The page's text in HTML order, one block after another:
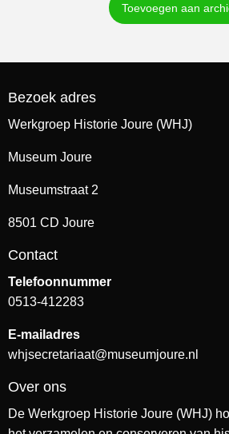
Toevoegen aan
Bezoek adres
Werkgroep Historie Joure (WHJ)
Museum Joure
Museumstraat 2
8501 CD Joure
Contact
Telefoonnummer
0513-412283
E-mailadres
whjsecretariaat@museumjoure.nl
Over ons
De Werkgroep Historie Joure (WHJ)